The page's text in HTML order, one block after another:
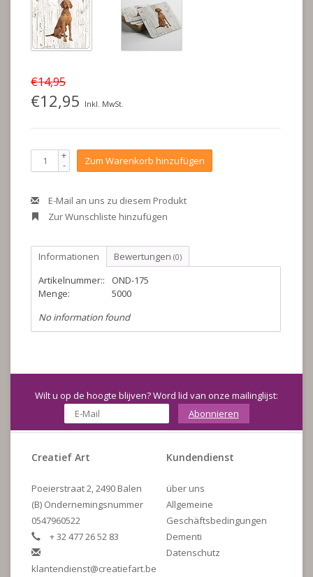
€14,95
€12,95 Inkl. MwSt.
+
- Zum Warenkorb hinzufügen
E-Mail an uns zu diesem Produkt
Zur Wunschliste hinzufügen
Informationen Bewertungen (0)
Artikelnummer::
OND-175
Menge:
5000
No information found
Wilt u op de hoogte blijven? Word lid van onze mailinglijst:
Abonnieren
Creatief Art
Poeierstraat 2, 2490 Balen
(B) Ondernemingsnummer
0547960522
+ 32 477 26 52 83
klantendienst@creatiefart.be
Kundendienst
über uns
Allgemeine
Geschäftsbedingungen
Dementi
Datenschutz